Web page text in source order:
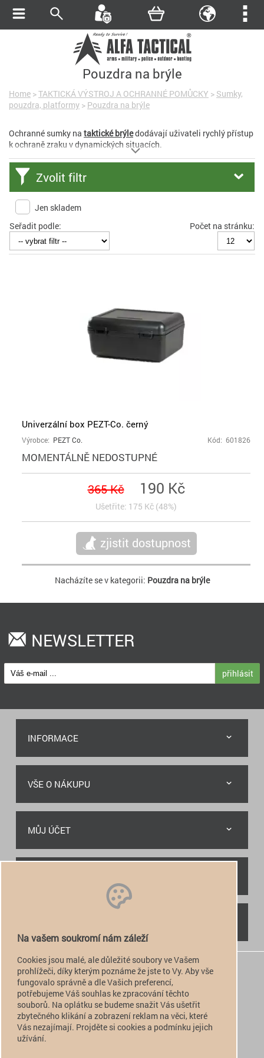
Pouzdra na brýle
Home >TAKTICKÁ VÝSTROJ A OCHRANNÉ POMŮCKY > Sumky,
pouzdra, platformy > Pouzdra na brýle
Ochranné sumky na taktické brýledodávají uživateli rychlý přístup
k ochraně zraku v dynamických situacích.
Zvolit filtr
Jen skladem
Seřadit podle:
Počet na stránku:
Univerzální box PEZT-Co. černý
Výrobce: PEZT Co. Kód: 601826
MOMENTÁLNĚ NEDOSTUPNÉ
365 Kč 190 Kč
Ušetřite: 175 Kč (48%)
zjistit dostupnost
Nacházíte se v kategorii: Pouzdra na brýle
NEWSLETTER
přihlásit
INFORMACE
VŠE O NÁKUPU
MŮJ ÚČET
 +420 774 949 776
 info@alfatactical.cz
verze pro PC
Na vašem soukromí nám záleží
Cookies jsou malé, ale důležité soubory ve Vašem
prohlížeči, díky kterým poznáme že jste to Vy. Aby vše
fungovalo správně a dle Vašich preferencí,
potřebujeme Váš souhlas ke zpracování těchto
souborů. Na oplátku se budeme snažit Vás ušetřit
zbytečného klikání a zobrazení reklam na věci, které
Vás nezajímají. Projděte si cookies a podmínku jejich
užívání.